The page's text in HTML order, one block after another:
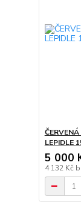
LEPIDLE
5 000
4 132 Kč